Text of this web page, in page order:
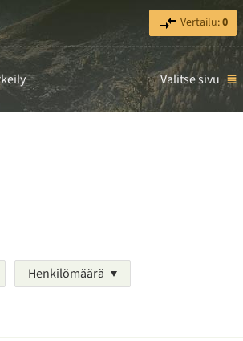
Vertailu:0
Valitse sivu
Henkilömäärä